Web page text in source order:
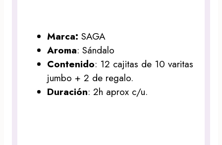
Marca: SAGA
Aroma: Sándalo
Contenido: 12 cajitas de 10 varitas
jumbo + 2 de regalo.
Duración: 2h aprox c/u.